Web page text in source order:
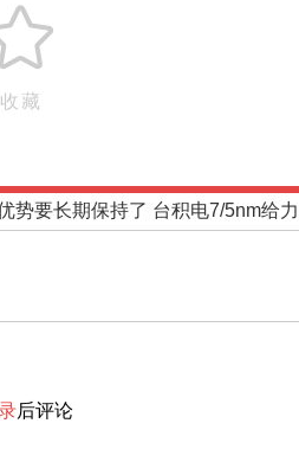
收藏
势要长期保持了 台积电7/5nm给力
后评论